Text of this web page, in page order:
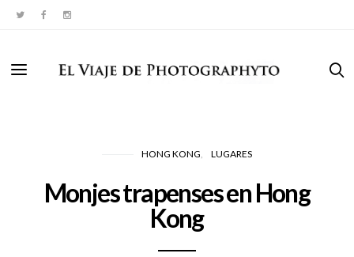
HONG KONG LUGARES
Monjes trapenses en Hong
Kong